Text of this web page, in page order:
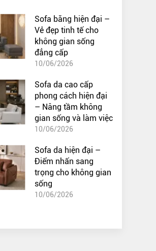
Sofa băng hiện đại –
Vẻ đẹp tinh tế cho
không gian sống
đẳng cấp
10/06/2026
Sofa da cao cấp
phong cách hiện đại
– Nâng tầm không
gian sống và làm việc
10/06/2026
Sofa da hiện đại –
Điểm nhấn sang
trọng cho không gian
sống
10/06/2026